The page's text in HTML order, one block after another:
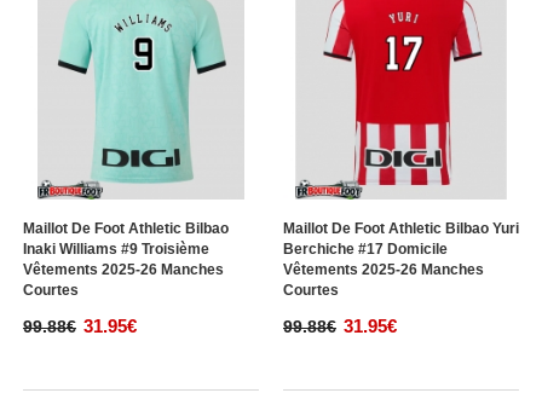
Maillot De Foot Athletic Bilbao
Inaki Williams #9 Troisième
Vêtements 2025-26 Manches
Courtes
99.88€ 31.95€
Maillot De Foot Athletic Bilbao Yuri
Berchiche #17 Domicile
Vêtements 2025-26 Manches
Courtes
99.88€ 31.95€